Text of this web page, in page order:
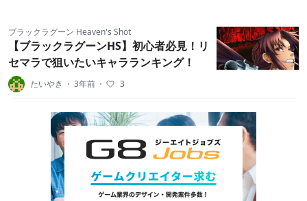
ブラックラグーン Heaven's Shot
【ブラックラグーンHS】初心者必見！リ
セマラで狙いたいキャラランキング！
たいやき ・ 3年前 ・ 3